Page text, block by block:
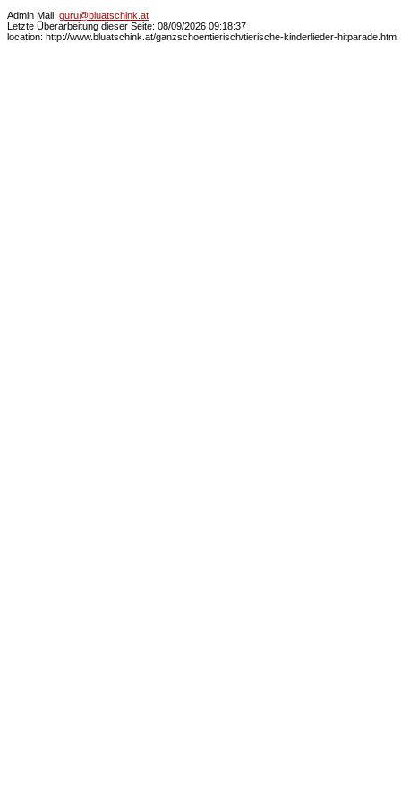
Admin Mail: guru@bluatschink.at
Letzte Überarbeitung dieser Seite: 08/09/2026 09:18:37
location: http://www.bluatschink.at/ganzschoentierisch/tierische-kinderlieder-hitparade.htm